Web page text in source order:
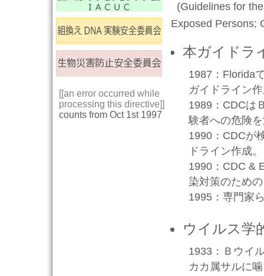
(Guidelines for
Exposed Persons;
本ガイドラ
1987：Florida
ガイドライン
1989：CDCは
験者への危険
1990：CDCが
ドライン作成。
1990：CDC &
染対策のため
1995：専門家
ウイルス学
1933：Ｂウイ
カカ属サルに
[[an error occurred while
processing this directive]]
counts from Oct 1st 1997